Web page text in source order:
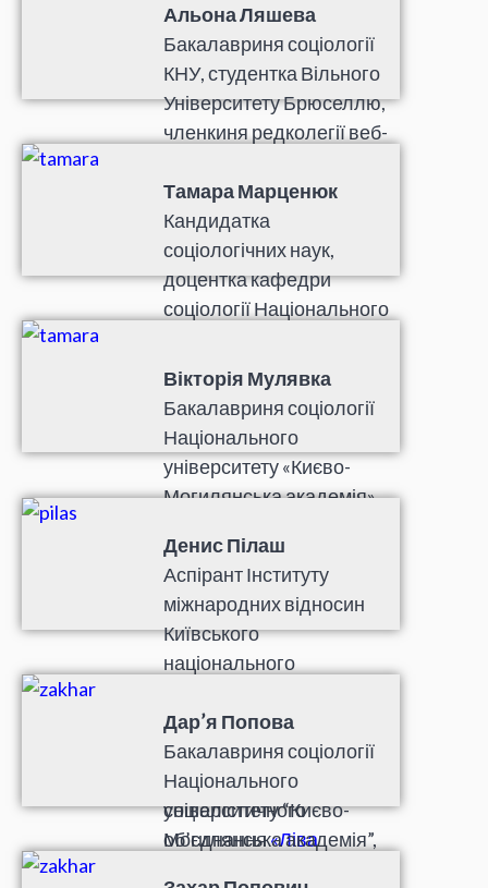
Альона Ляшева
Бакалавриня соціології
КНУ, студентка Вільного
Університету Брюселлю,
членкиня редколегії веб-
Тамара Марценюк
Кандидатка
соціологічних наук,
доцентка кафедри
соціології Національного
Могилянська академія».
Вікторія Мулявка
Бакалавриня соціології
Національного
університету «Києво-
Могилянська академія».
Денис Пілаш
Аспірант Інституту
міжнародних відносин
Київського
національного
Шевченка, активіст
студентської профспілки
«Пряма дія»і
соціалістичного
об’єднання«Ліва
Дар’я Попова
Бакалавриня соціології
Національного
університету “Києво-
Могилянська академія”,